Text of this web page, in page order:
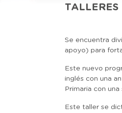
TALLERES
Se encuentra
apoyo) para
Este nuevo
inglés con una
Primaria con
Este taller se